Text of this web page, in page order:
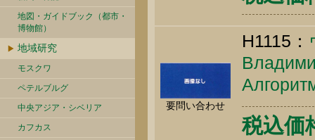
地図・ガイドブック（都市・
博物館）
地域研究
モスクワ
ペテルブルグ
中央アジア・シベリア
カフカス
要問い合わせ
H1115：
税込価